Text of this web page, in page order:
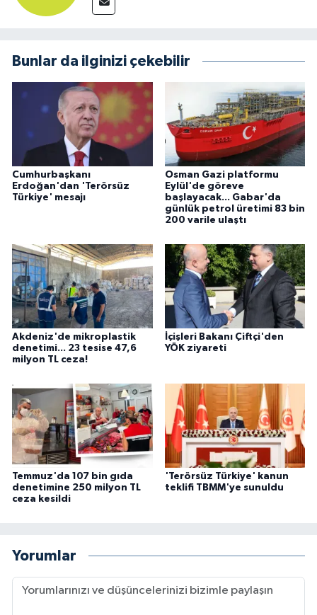
Bunlar da ilginizi çekebilir
Cumhurbaşkanı
Erdoğan'dan 'Terörsüz
Türkiye' mesajı
Osman Gazi platformu
Eylül'de göreve
başlayacak... Gabar'da
günlük petrol üretimi 83 bin
200 varile ulaştı
Akdeniz'de mikroplastik
denetimi... 23 tesise 47,6
milyon TL ceza!
İçişleri Bakanı Çiftçi'den
YÖK ziyareti
Temmuz'da 107 bin gıda
denetimine 250 milyon TL
ceza kesildi
'Terörsüz Türkiye' kanun
teklifi TBMM'ye sunuldu
Yorumlar